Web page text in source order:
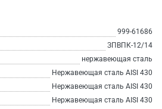
999-61686
ЗПВПК-12/14
нержавеющая сталь
Нержавеющая сталь AISI 430
Нержавеющая сталь AISI 430
Нержавеющая сталь AISI 430